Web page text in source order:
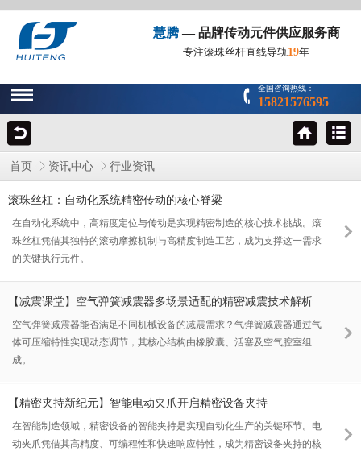
慧腾— 品牌传动元件供应服务商
专注滚珠丝杆直线导轨19年
全国咨询热线：
15821576595
首页 资讯中心 行业资讯
滚珠丝杠：自动化系统精密传动的核心脊梁
在自动化系统中，高精度定位与传动是实现精密制造的核心技术挑战。滚
珠丝杠凭借其独特的滚动摩擦机制与高精度制造工艺，成为支撑这一需求
的关键执行元件。
【减震课堂】空气弹簧减震器多场景适配的精密减震技术解析
空气弹簧减震器能否满足不同机械设备的减震需求？气弹簧减震器通过气
体可压缩特性实现动态调节，其核心结构由橡胶囊、活塞及空气腔室组
成。
【精密夹持新纪元】智能电动夹爪开启精密设备夹持
在智能制造领域，精密设备的智能夹持是实现自动化生产的关键环节。电
动夹爪凭借其高精度、可编程性和快速响应特性，成为精密设备夹持的核